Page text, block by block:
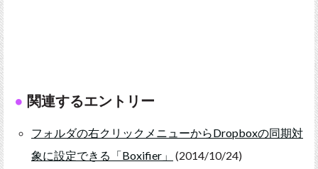
関連するエントリー
フォルダの右クリックメニューからDropboxの同期対
象に設定できる「Boxifier」
(2014/10/24)